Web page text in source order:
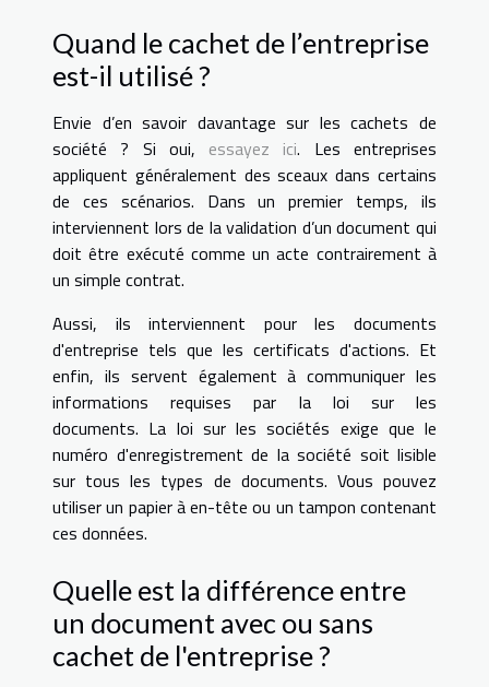
Quand le cachet de l’entreprise
est-il utilisé ?
Envie d’en savoir davantage sur les cachets de
société ? Si oui, essayez ici. Les entreprises
appliquent généralement des sceaux dans certains
de ces scénarios. Dans un premier temps, ils
interviennent lors de la validation d’un document qui
doit être exécuté comme un acte contrairement à
un simple contrat.
Aussi, ils interviennent pour les documents
d'entreprise tels que les certificats d'actions. Et
enfin, ils servent également à communiquer les
informations requises par la loi sur les
documents. La loi sur les sociétés exige que le
numéro d'enregistrement de la société soit lisible
sur tous les types de documents. Vous pouvez
utiliser un papier à en-tête ou un tampon contenant
ces données.
Quelle est la différence entre
un document avec ou sans
cachet de l'entreprise ?